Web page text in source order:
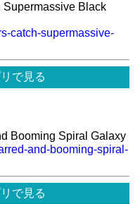
Black
catch-supermassive-
で見る
Booming Spiral Galaxy
and-booming-spiral-
で見る